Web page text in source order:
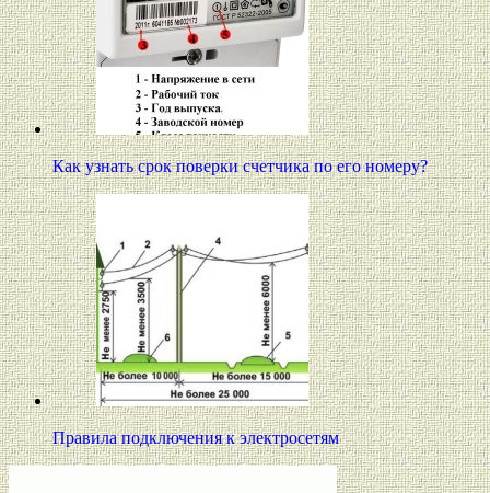
Как узнать срок поверки счетчика по его номеру?
Правила подключения к электросетям